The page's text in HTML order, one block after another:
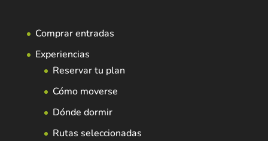
Comprar entradas
Experiencias
Reservar tu plan
Cómo moverse
Dónde dormir
Rutas seleccionadas